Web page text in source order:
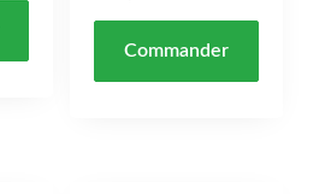
Commander